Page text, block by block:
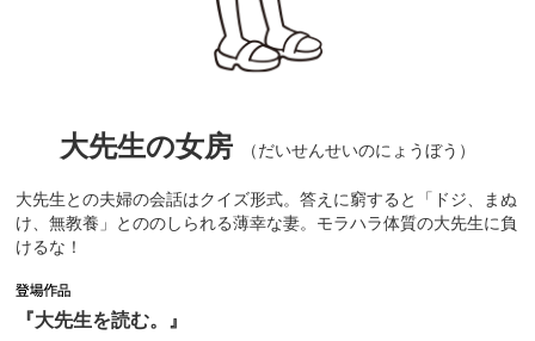
大先生の女房 （だいせんせいのにょうぼう）
大先生との夫婦の会話はクイズ形式。答えに窮すると「ドジ、まぬ
け、無教養」とののしられる薄幸な妻。モラハラ体質の大先生に負
けるな！
『大先生を読む。』